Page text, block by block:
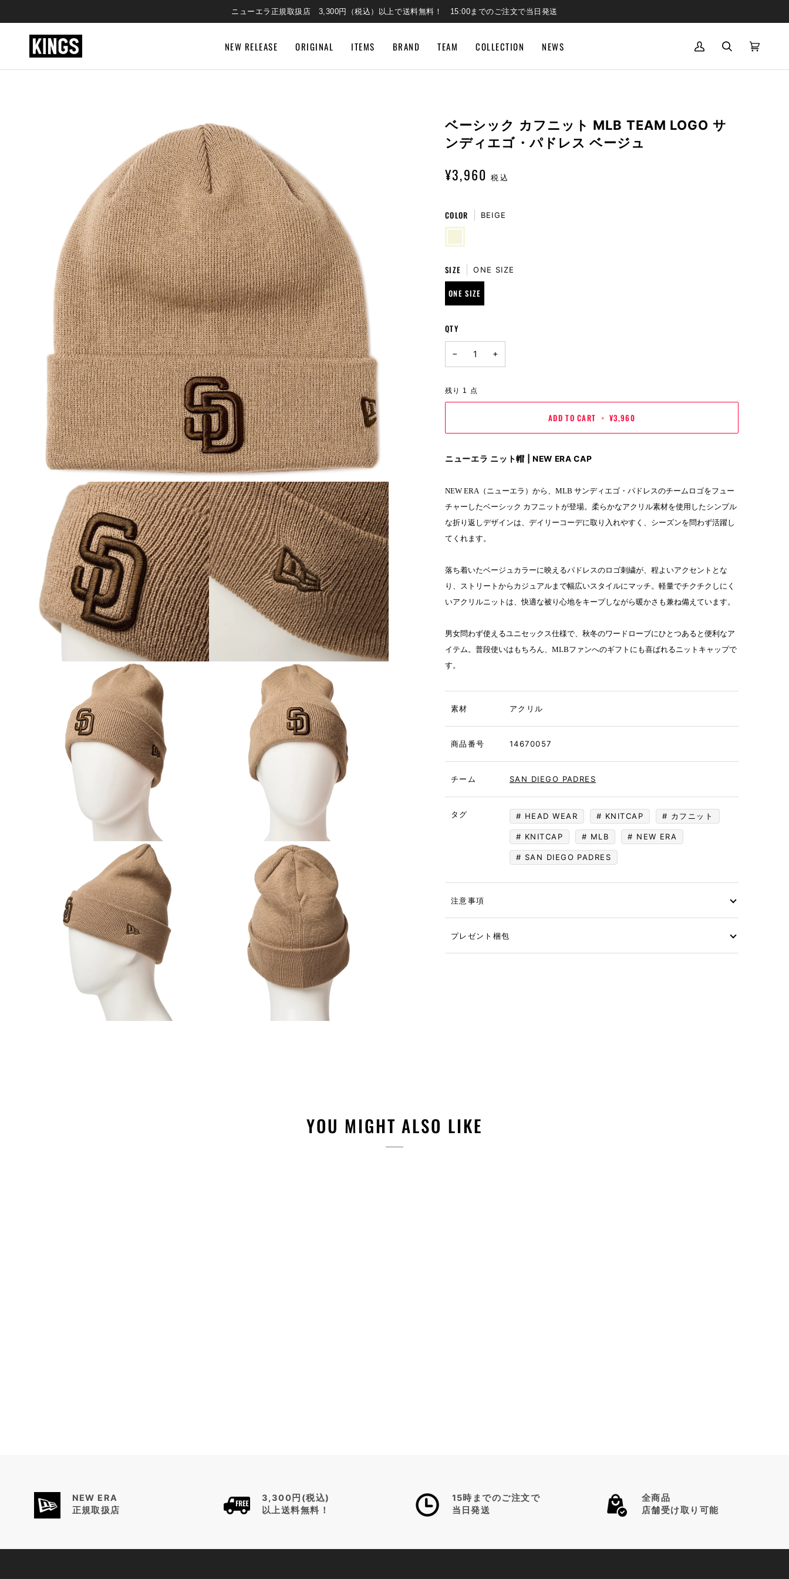
ニューエラ正規取扱店 3,300円（税込）以上で送料無料！ 15:00までのご注文で当日発送
NEW RELEASE ORIGINAL ITEMS BRAND TEAM COLLECTION NEWS
MY
SEARCHCART
ベーシック カフニット MLB TEAM LOGO サ
ンディエゴ・パドレス ベージュ
¥3,960 税込
COLOR BEIGE
BEIGE
SIZE ONE SIZE
ONE SIZE
QTY
− +
残り 1 点
ADD TO CART • ¥3,960
ニューエラ ニット帽 | NEW ERA CAP
NEW ERA（ニューエラ）から、MLB サンディエゴ・パドレスのチームロゴをフュー
チャーしたベーシック カフニットが登場。柔らかなアクリル素材を使用したシンプル
な折り返しデザインは、デイリーコーデに取り入れやすく、シーズンを問わず活躍し
てくれます。
落ち着いたベージュカラーに映えるパドレスのロゴ刺繍が、程よいアクセントとな
り、ストリートからカジュアルまで幅広いスタイルにマッチ。軽量でチクチクしにく
いアクリルニットは、快適な被り心地をキープしながら暖かさも兼ね備えています。
男女問わず使えるユニセックス仕様で、秋冬のワードローブにひとつあると便利なア
イテム。普段使いはもちろん、MLBファンへのギフトにも喜ばれるニットキャップで
す。
素材 アクリル
商品番号 14670057
チーム SAN DIEGO PADRES
タグ HEAD WEAR KNITCAP カフニット
KNITCAP MLB NEW ERA
SAN DIEGO PADRES
注意事項
プレゼント梱包
YOU MIGHT ALSO LIKE
NEW ERA
正規取扱店
3,300円(税込)
以上送料無料！
15時までのご注文で
当日発送
全商品
店舗受け取り可能